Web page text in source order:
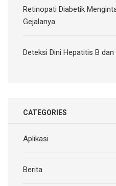
Retinopati Diabetik
Gejalanya
Deteksi Dini Hepatitis B
CATEGORIES
Aplikasi
Berita